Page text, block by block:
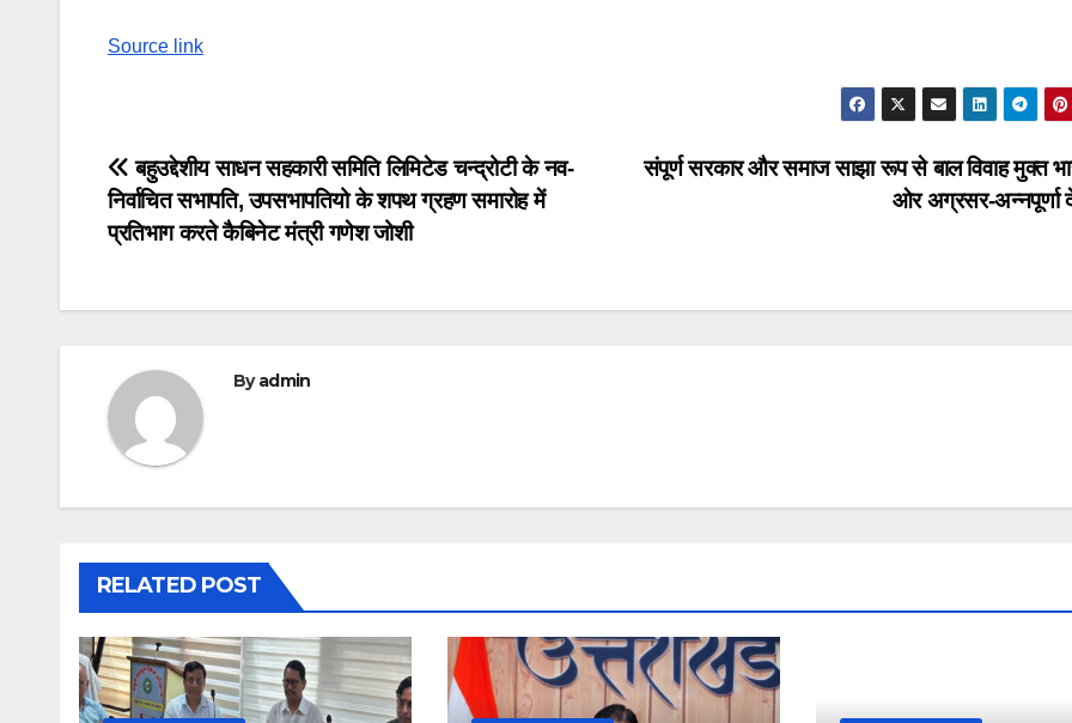
Reading
Source link
Post
navigation
संपूर्ण सरकार और समाज साझा रूप से बाल विवाह मुक्त
ओर अग्रसर-अन्नपूर्णा
बहुउद्देशीय साधन सहकारी समिति लिमिटेड चन्द्रोटी के नव-
निर्वाचित सभापति, उपसभापतियो के शपथ ग्रहण समारोह में
प्रतिभाग करते कैबिनेट मंत्री गणेश जोशी
Byadmin
RELATED POST